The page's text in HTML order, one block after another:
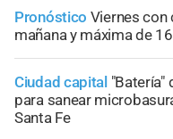
Pronóstico Viernes con
mañana y máxima de
Ciudad capital "Batería"
para sanear
Santa Fe